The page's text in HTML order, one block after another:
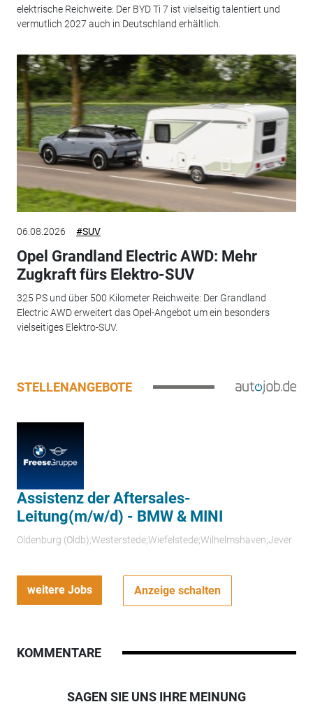
elektrische Reichweite: Der BYD Ti 7 ist vielseitig talentiert und
vermutlich 2027 auch in Deutschland erhältlich.
06.08.2026 #SUV
Opel Grandland Electric AWD: Mehr
Zugkraft fürs Elektro-SUV
325 PS und über 500 Kilometer Reichweite: Der Grandland
Electric AWD erweitert das Opel-Angebot um ein besonders
vielseitiges Elektro-SUV.
STELLENANGEBOTE
Assistenz der Aftersales-
Leitung(m/w/d) - BMW & MINI
Oldenburg (Oldb);Westerstede;Wiefelstede;Wilhelmshaven;Jever
weitere Jobs Anzeige schalten
KOMMENTARE
SAGEN SIE UNS IHRE MEINUNG